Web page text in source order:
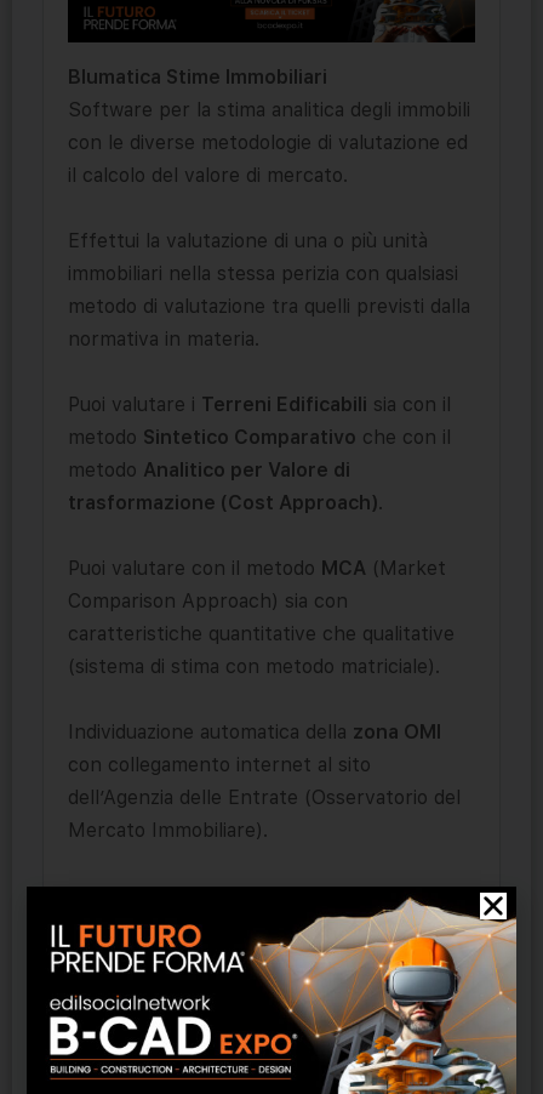
Blumatica Stime Immobiliari
Software per la stima analitica degli immobili
con le diverse metodologie di valutazione ed
il calcolo del valore di mercato.
Effettui la valutazione di una o più unità
immobiliari nella stessa perizia con qualsiasi
metodo di valutazione tra quelli previsti dalla
normativa in materia.
Puoi valutare i Terreni Edificabili sia con il
metodo Sintetico Comparativo che con il
metodo Analitico per Valore di
trasformazione (Cost Approach).
Puoi valutare con il metodo MCA (Market
Comparison Approach) sia con
caratteristiche quantitative che qualitative
(sistema di stima con metodo matriciale).
Individuazione automatica della zona OMI
con collegamento internet al sito
dell’Agenzia delle Entrate (Osservatorio del
Mercato Immobiliare).
Immobiliarianche rapportandoli a diversi
periodi e stampi report di calcolo
professionali.
Calcoli il valore OMI con procedure
automatiche diconversione tra le diverse